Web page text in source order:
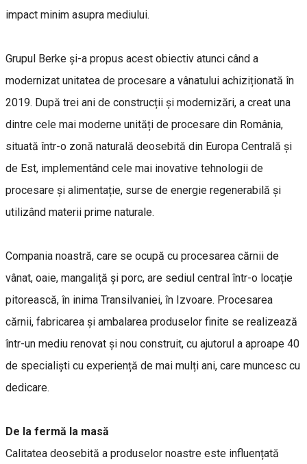
impact minim asupra mediului.
Grupul Berke și-a propus acest obiectiv atunci când a
modernizat unitatea de procesare a vânatului achiziționată în
2019. După trei ani de construcții și modernizări, a creat una
dintre cele mai moderne unități de procesare din România,
situată într-o zonă naturală deosebită din Europa Centrală și
de Est, implementând cele mai inovative tehnologii de
procesare și alimentație, surse de energie regenerabilă și
utilizând materii prime naturale.
Compania noastră, care se ocupă cu procesarea cărnii de
vânat, oaie, mangaliță și porc, are sediul central într-o locație
pitorească, în inima Transilvaniei, în Izvoare. Procesarea
cărnii, fabricarea și ambalarea produselor finite se realizează
într-un mediu renovat și nou construit, cu ajutorul a aproape 40
de specialiști cu experiență de mai mulți ani, care muncesc cu
dedicare.
De la fermă la masă
Calitatea deosebită a produselor noastre este influențată